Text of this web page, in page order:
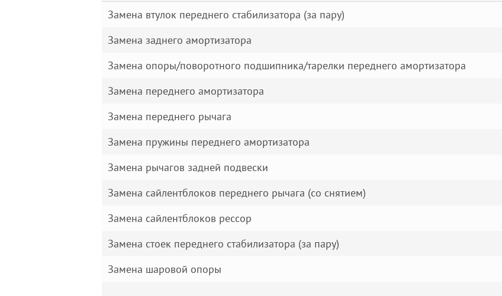
Замена втулок переднего стабилизатора (за пару)
Замена заднего амортизатора
Замена опоры/поворотного подшипника/тарелки переднего амортизатора
Замена переднего амортизатора
Замена переднего рычага
Замена пружины переднего амортизатора
Замена рычагов задней подвески
Замена сайлентблоков переднего рычага (со снятием)
Замена сайлентблоков рессор
Замена стоек переднего стабилизатора (за пару)
Замена шаровой опоры